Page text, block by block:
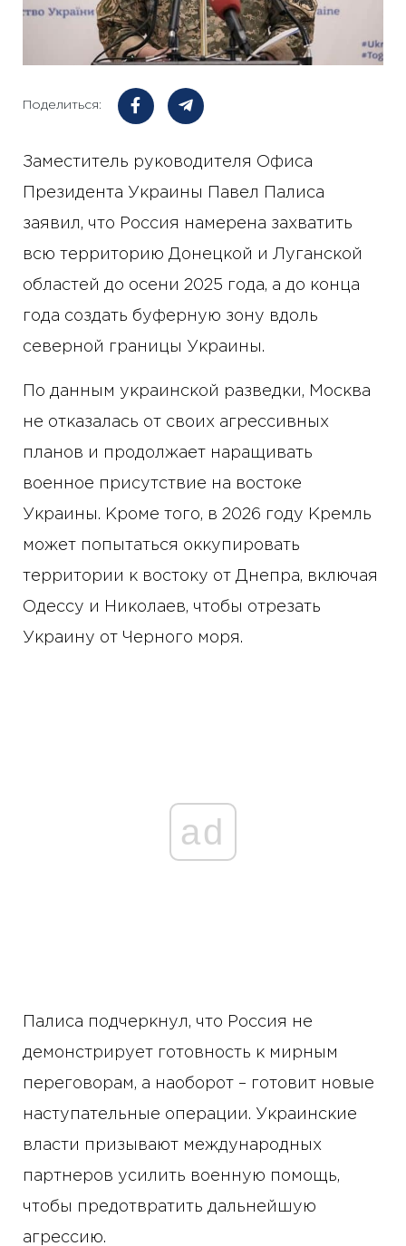
Поделиться:
Заместитель руководителя Офиса
Президента Украины Павел Палиса
заявил, что Россия намерена захватить
всю территорию Донецкой и Луганской
областей до осени 2025 года, а до конца
года создать буферную зону вдоль
северной границы Украины.
По данным украинской разведки, Москва
не отказалась от своих агрессивных
планов и продолжает наращивать
военное присутствие на востоке
Украины. Кроме того, в 2026 году Кремль
может попытаться оккупировать
территории к востоку от Днепра, включая
Одессу и Николаев, чтобы отрезать
Украину от Черного моря.
ad
Палиса подчеркнул, что Россия не
демонстрирует готовность к мирным
переговорам, а наоборот – готовит новые
наступательные операции. Украинские
власти призывают международных
партнеров усилить военную помощь,
чтобы предотвратить дальнейшую
агрессию.